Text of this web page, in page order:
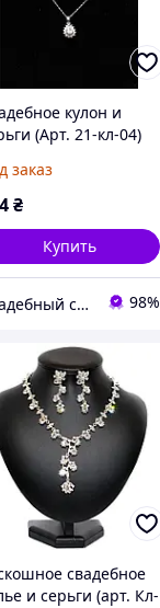
кулон и
(Арт. 21-кл-04)
заказ
₴
Купить
Свадебный салон "ПРИНЦЕССА" 98%
свадебное
и серьги (арт. Кл-